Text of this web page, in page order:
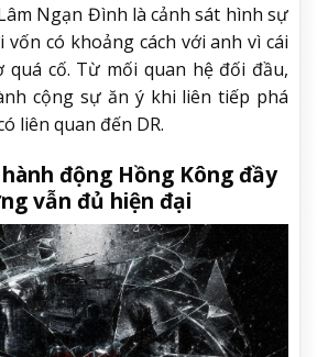
Ngạn Đình là cảnh sát hình sự
vốn có khoảng cách với anh vì cái
quá cố. Từ mối quan hệ đối đầu,
cộng sự ăn ý khi liên tiếp phá
liên quan đến DR.
động Hồng Kông đầy
vẫn đủ hiện đại